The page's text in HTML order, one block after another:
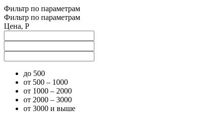
Фильтр по параметрам
Фильтр по параметрам
Цена, Р
до 500
от 500 – 1000
от 1000 – 2000
от 2000 – 3000
от 3000 и выше